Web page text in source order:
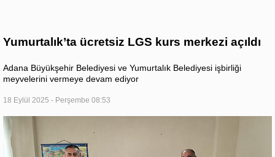
Yumurtalık’ta ücretsiz LGS kurs merkezi açıldı
Adana Büyükşehir Belediyesi ve Yumurtalık Belediyesi işbirliği
meyvelerini vermeye devam ediyor
18 Eylül 2025 - Perşembe 08:53